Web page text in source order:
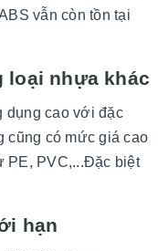
vẫn còn tồn tại
loại nhựa khác
dụng cao với đặc
cũng có mức giá cao
PE, PVC,...Đặc biệt
hạn